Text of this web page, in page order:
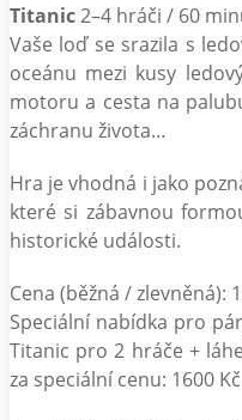
Titanic2–4 hráči / 60
Vaše loď se srazila s
oceánu mezi kusy
motoru a cesta na
záchranu života…
Hra je vhodná i jako
které si zábavnou
historické události.
Cena (běžná / zlevněná):
Speciální nabídka pro
Titanic pro 2 hráče +
za speciální cenu: 1600